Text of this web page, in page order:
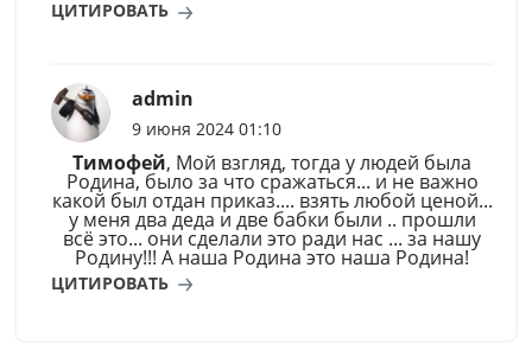
ЦИТИРОВАТЬ
admin
9 июня 2024 01:10
Тимофей, Мой взгляд, тогда у людей была
Родина, было за что сражаться... и не важно
какой был отдан приказ.... взять любой ценой...
у меня два деда и две бабки были .. прошли
всё это... они сделали это ради нас ... за нашу
Родину!!! А наша Родина это наша Родина!
ЦИТИРОВАТЬ